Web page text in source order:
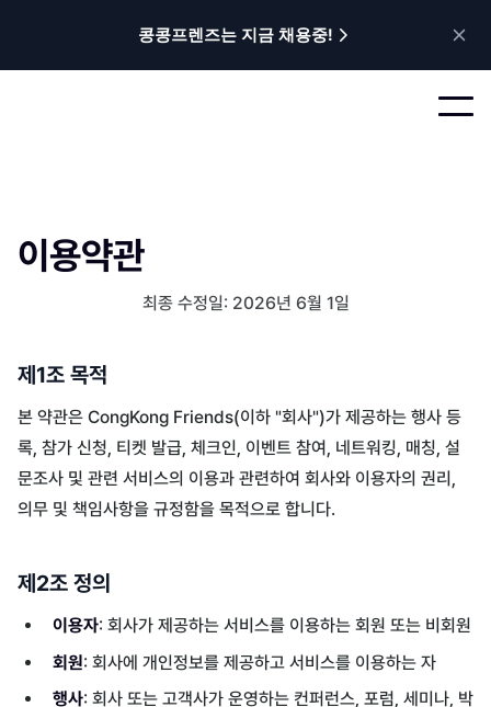
콩콩프렌즈는 지금 채용중!
이용약관
최종 수정일: 2026년 6월 1일
제1조 목적
본 약관은 CongKong Friends(이하 "회사")가 제공하는 행사 등
록, 참가 신청, 티켓 발급, 체크인, 이벤트 참여, 네트워킹, 매칭, 설
문조사 및 관련 서비스의 이용과 관련하여 회사와 이용자의 권리,
의무 및 책임사항을 규정함을 목적으로 합니다.
제2조 정의
이용자: 회사가 제공하는 서비스를 이용하는 회원 또는 비회원
회원: 회사에 개인정보를 제공하고 서비스를 이용하는 자
행사: 회사 또는 고객사가 운영하는 컨퍼런스, 포럼, 세미나, 박